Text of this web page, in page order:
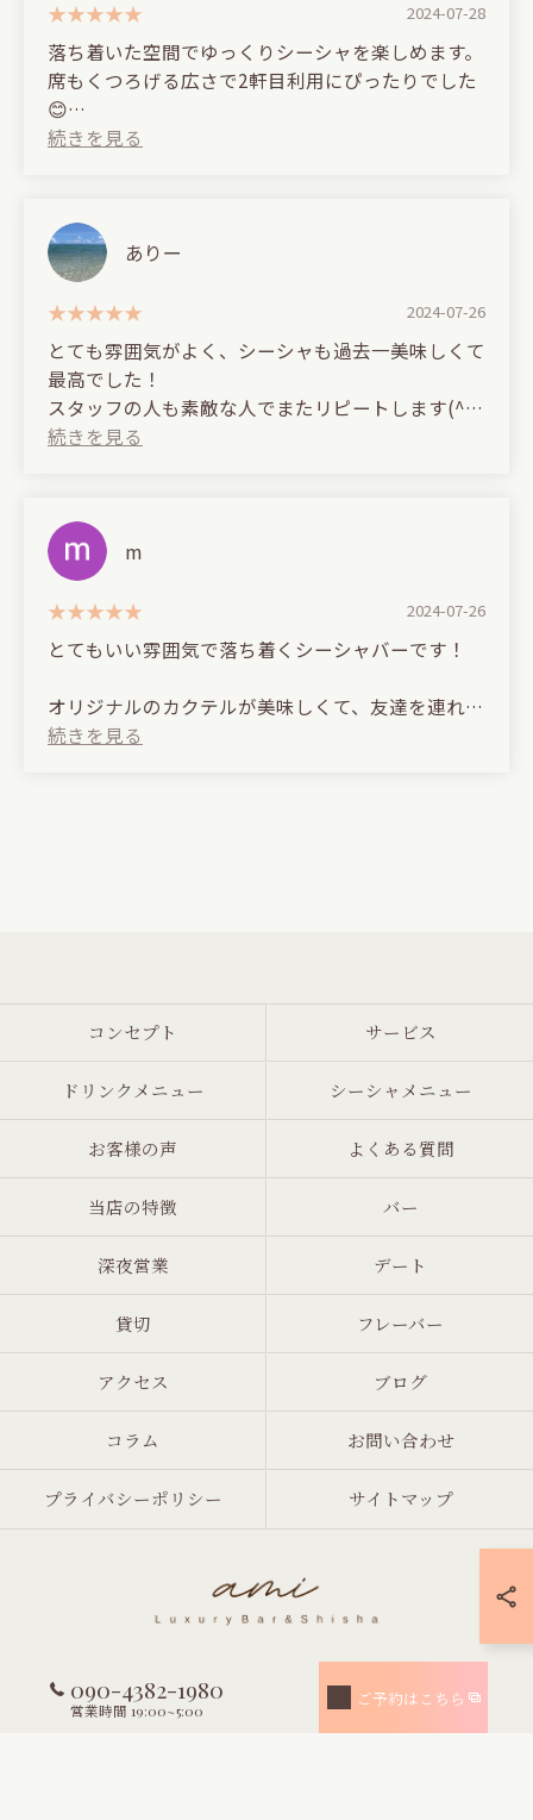
2024-07-28
落ち着いた空間でゆっくりシーシャを楽しめます。
席もくつろげる広さで2軒目利用にぴったりでした
😊
The seats are spacious and comfortable, making it
perfect for a second stop.
ありー
2024-07-26
とても雰囲気がよく、シーシャも過去一美味しくて
最高でした！
スタッフの人も素敵な人でまたリピートします(^^)
the best I've ever had!
The staff were also wonderful; I'll definitely be
back! (^^)
m
2024-07-26
とてもいい雰囲気で落ち着くシーシャバーです！
オリジナルのカクテルが美味しくて、友達を連れて
行きたいなぁと思いました
090-4382-1980
営業時間 19:00~5:00
ご予約はこちら
コンセプト サービス
ドリンクメニュー シーシャメニュー
お客様の声 よくある質問
当店の特徴 バー
深夜営業 デート
貸切 フレーバー
アクセス ブログ
コラム お問い合わせ
プライバシーポリシー サイトマップ
© 2026 東京都渋谷のシーシャならami Luxury Bar & Shisha ALL RIGHTS